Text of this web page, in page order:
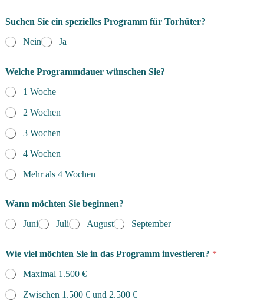
Suchen Sie ein spezielles Programm für Torhüter?
Nein
Ja
r
o
g
r
a
m
m
*
n
Welche Programmdauer wünschen Sie?
1 Woche
2 Wochen
3 Wochen
4 Wochen
Mehr als 4 Wochen
Wann möchten Sie beginnen?
Juni
Juli August September
Wie viel möchten Sie in das Programm investieren? *
Maximal 1.500 €
Zwischen 1.500 € und 2.500 €